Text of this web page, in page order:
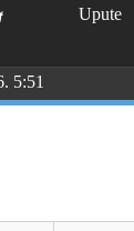
Upute
i DAN
5:51